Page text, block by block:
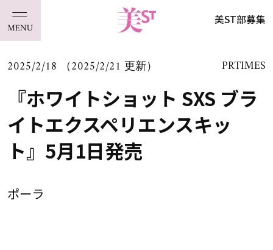
美ST部募集
2025/2/18 （2025/2/21 更新） PRTIMES
『ホワイトショット SXS ブラ
イトエクスペリエンスキッ
ト』5月1日発売
ポーラ